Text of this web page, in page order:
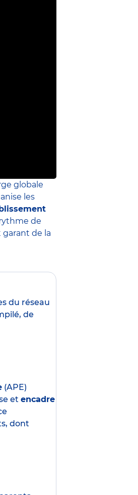
globale
les
de
de la
du réseau
de
(APE)
et encadre
dont